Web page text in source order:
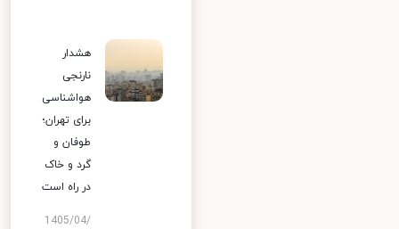
هشدار
نارنجی
هواشناسی
برای تهران؛
طوفان و
گرد و خاک
در راه است
1405/04/